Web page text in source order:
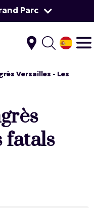
Parc
Versailles - Les
fatals